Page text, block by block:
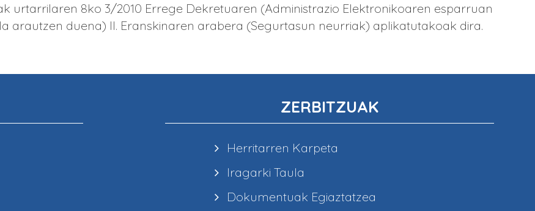
urtarrilaren 8ko 3/2010 Errege Dekretuaren (Administrazio Elektronikoaren esparruan
arautzen duena) II. Eranskinaren arabera (Segurtasun neurriak) aplikatutakoak dira.
ZERBITZUAK
Herritarren Karpeta
Iragarki Taula
Dokumentuak Egiaztatzea